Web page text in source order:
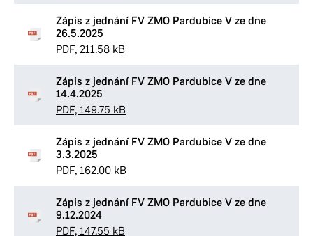
Zápis z jednání FV ZMO Pardubice V ze dne
26.5.2025
PDF, 211.58 kB
Zápis z jednání FV ZMO Pardubice V ze dne
14.4.2025
PDF, 149.75 kB
Zápis z jednání FV ZMO Pardubice V ze dne
3.3.2025
PDF, 162.00 kB
Zápis z jednání FV ZMO Pardubice V ze dne
9.12.2024
PDF, 147.55 kB